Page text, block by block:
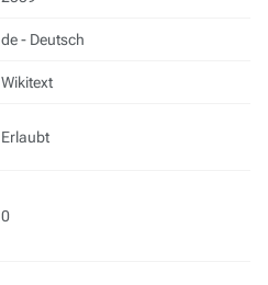
de - Deutsch
Wikitext
Erlaubt
0